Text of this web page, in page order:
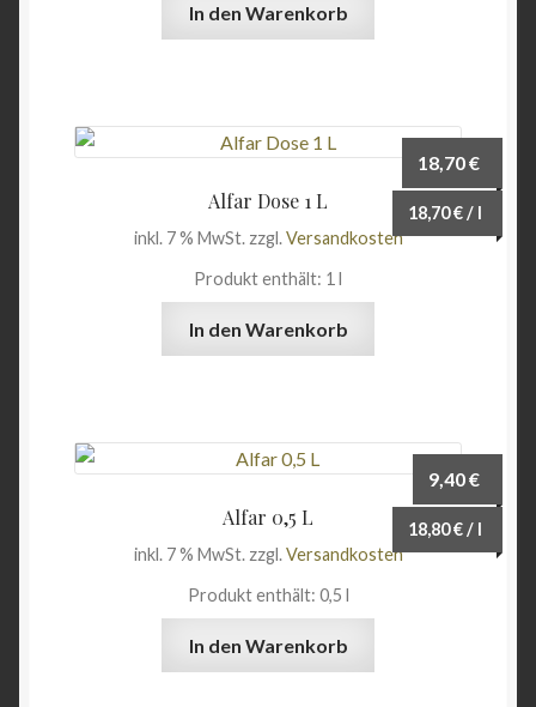
In den Warenkorb
Alfar Dose 1 L
18,70€
18,70€/ l
inkl. 7 % MwSt. zzgl.Versandkosten
Produkt enthält: 1
In den Warenkorb
Alfar 0,5 L
9,40€
18,80€/ l
inkl. 7 % MwSt. zzgl.Versandkosten
Produkt enthält: 0,5
In den Warenkorb